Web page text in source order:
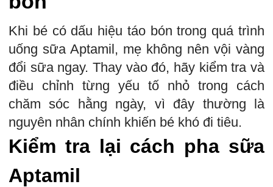
Khi bé có dấu hiệu táo bón trong quá trình
uống sữa Aptamil, mẹ không nên vội vàng
đổi sữa ngay. Thay vào đó, hãy kiểm tra và
điều chỉnh từng yếu tố nhỏ trong cách
chăm sóc hằng ngày, vì đây thường là
nguyên nhân chính khiến bé khó đi tiêu.
Kiểm tra lại cách pha sữa
Aptamil